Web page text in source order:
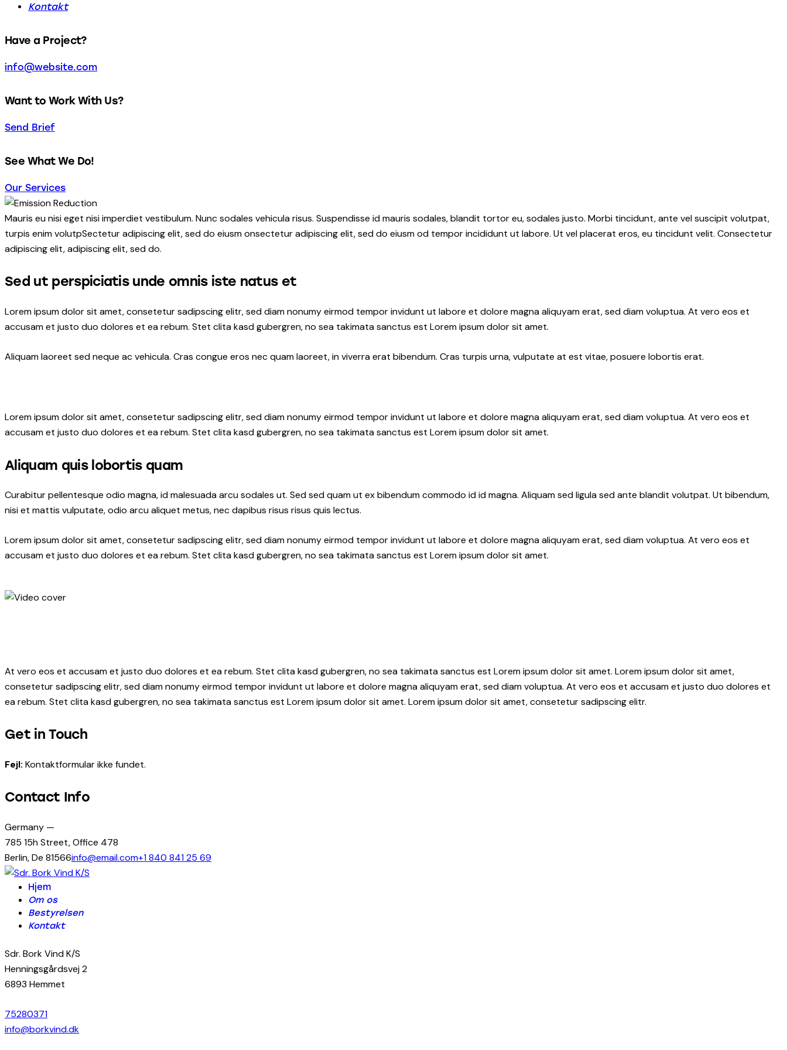
Kontakt
Have a Project?
info@website.com
Want to Work With Us?
Send Brief
See What We Do!
Our Services
Mauris eu nisi eget nisi imperdiet vestibulum. Nunc sodales vehicula risus. Suspendisse id mauris sodales, blandit tortor eu, sodales justo. Morbi tincidunt, ante vel suscipit volutpat,
turpis enim volutpSectetur adipiscing elit, sed do eiusm onsectetur adipiscing elit, sed do eiusm od tempor incididunt ut labore. Ut vel placerat eros, eu tincidunt velit. Consectetur
adipiscing elit, adipiscing elit, sed do.
Sed ut perspiciatis unde omnis iste natus et
Lorem ipsum dolor sit amet, consetetur sadipscing elitr, sed diam nonumy eirmod tempor invidunt ut labore et dolore magna aliquyam erat, sed diam voluptua. At vero eos et
accusam et justo duo dolores et ea rebum. Stet clita kasd gubergren, no sea takimata sanctus est Lorem ipsum dolor sit amet.
Aliquam laoreet sed neque ac vehicula. Cras congue eros nec quam laoreet, in viverra erat bibendum. Cras turpis urna, vulputate at est vitae, posuere lobortis erat.
Lorem ipsum dolor sit amet, consetetur sadipscing elitr, sed diam nonumy eirmod tempor invidunt ut labore et dolore magna aliquyam erat, sed diam voluptua. At vero eos et
accusam et justo duo dolores et ea rebum. Stet clita kasd gubergren, no sea takimata sanctus est Lorem ipsum dolor sit amet.
Aliquam quis lobortis quam
Curabitur pellentesque odio magna, id malesuada arcu sodales ut. Sed sed quam ut ex bibendum commodo id id magna. Aliquam sed ligula sed ante blandit volutpat. Ut bibendum,
nisi et mattis vulputate, odio arcu aliquet metus, nec dapibus risus risus quis lectus.
Lorem ipsum dolor sit amet, consetetur sadipscing elitr, sed diam nonumy eirmod tempor invidunt ut labore et dolore magna aliquyam erat, sed diam voluptua. At vero eos et
accusam et justo duo dolores et ea rebum. Stet clita kasd gubergren, no sea takimata sanctus est Lorem ipsum dolor sit amet.
At vero eos et accusam et justo duo dolores et ea rebum. Stet clita kasd gubergren, no sea takimata sanctus est Lorem ipsum dolor sit amet. Lorem ipsum dolor sit amet,
consetetur sadipscing elitr, sed diam nonumy eirmod tempor invidunt ut labore et dolore magna aliquyam erat, sed diam voluptua. At vero eos et accusam et justo duo dolores et
ea rebum. Stet clita kasd gubergren, no sea takimata sanctus est Lorem ipsum dolor sit amet. Lorem ipsum dolor sit amet, consetetur sadipscing elitr.
Get in Touch
Fejl: Kontaktformular ikke fundet.
Contact Info
Germany —
785 15h Street, Office 478
Berlin, De 81566info@email.com+1 840 841 25 69
Hjem
Om os
Bestyrelsen
Kontakt
Sdr. Bork Vind K/S
Henningsgårdsvej 2
6893 Hemmet
75280371
info@borkvind.dk